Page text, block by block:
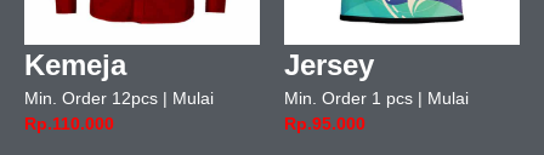
Kemeja
Min. Order 12pcs | Mulai
Rp.110.000
Jersey
Min. Order 1 pcs | Mulai
Rp.95.000